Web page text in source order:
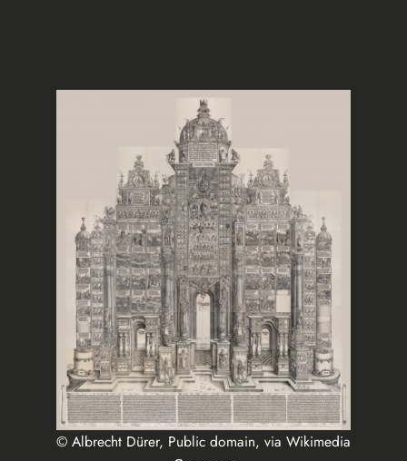
© Albrecht Dürer, Public domain, via Wikimedia